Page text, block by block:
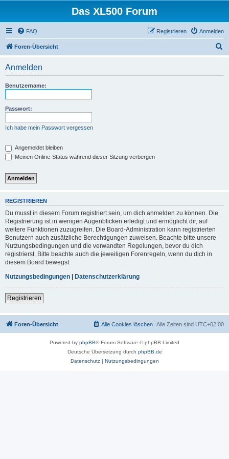
Das XL500 Forum
FAQ Anmelden
Registrieren
Foren-Übersicht
Anmelden
Benutzername:
Passwort:
Ich habe mein Passwort vergessen
Angemeldet bleiben
Meinen Online-Status während dieser Sitzung verbergen
REGISTRIEREN
Du musst in diesem Forum registriert sein, um dich anmelden zu können. Die
Registrierung ist in wenigen Augenblicken erledigt und ermöglicht dir, auf
weitere Funktionen zuzugreifen. Die Board-Administration kann registrierten
Benutzern auch zusätzliche Berechtigungen zuweisen. Beachte bitte unsere
Nutzungsbedingungen und die verwandten Regelungen, bevor du dich
registrierst. Bitte beachte auch die jeweiligen Forenregeln, wenn du dich in
diesem Board bewegst.
Nutzungsbedingungen | Datenschutzerklärung
Registrieren
Foren-Übersicht Alle Zeiten sind UTC+02:00
Alle Cookies löschen
Powered by phpBB® Forum Software © phpBB Limited
Deutsche Übersetzung durch phpBB.de
Datenschutz| Nutzungsbedingungen